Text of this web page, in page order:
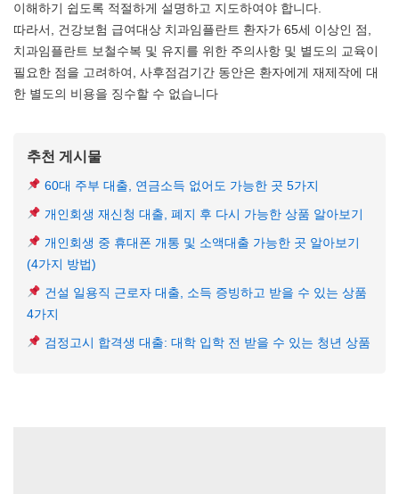
이해하기 쉽도록 적절하게 설명하고 지도하여야 합니다.
따라서, 건강보험 급여대상 치과임플란트 환자가 65세 이상인 점,
치과임플란트 보철수복 및 유지를 위한 주의사항 및 별도의 교육이
필요한 점을 고려하여, 사후점검기간 동안은 환자에게 재제작에 대
한 별도의 비용을 징수할 수 없습니다
추천 게시물
60대 주부 대출, 연금소득 없어도 가능한 곳 5가지
개인회생 재신청 대출, 폐지 후 다시 가능한 상품 알아보기
개인회생 중 휴대폰 개통 및 소액대출 가능한 곳 알아보기
(4가지 방법)
건설 일용직 근로자 대출, 소득 증빙하고 받을 수 있는 상품
4가지
검정고시 합격생 대출: 대학 입학 전 받을 수 있는 청년 상품